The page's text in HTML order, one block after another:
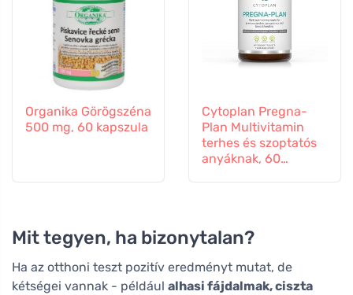
Organika Görögszéna
500 mg, 60 kapszula
Cytoplan Pregna-
Plan Multivitamin
terhes és szoptatós
anyáknak, 60
Mit tegyen, ha bizonytalan?
Ha az otthoni teszt pozitív eredményt mutat, de
kétségei vannak - például alhasi fájdalmak, ciszta